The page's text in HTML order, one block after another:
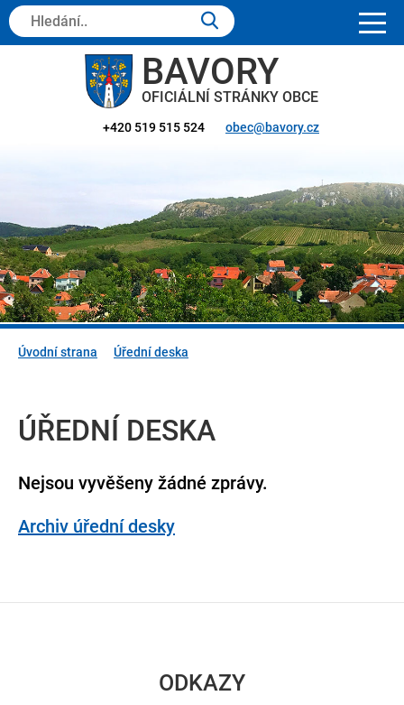
BAVORY
OFICIÁLNÍ STRÁNKY OBCE
+420 519 515 524 obec@bavory.cz
Hledaný
text:
Úvodní strana Úřední deska
ÚŘEDNÍ DESKA
Nejsou vyvěšeny žádné zprávy.
Archiv úřední desky
ODKAZY